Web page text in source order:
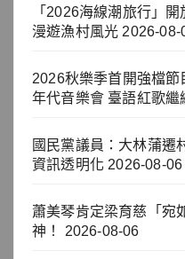
「2026海線潮旅行」
漫遊漁村風光 2026-08-
2026秋樂季首開強檔
年代音樂會 臺語紅歌繼
國民黨議員：大林蒲遷
資訊透明化 2026-08-06
蕭美琴肯定梁育慈「宛
神！
2026-08-06